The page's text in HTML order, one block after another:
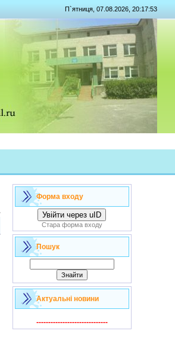
П`ятниця, 07.08.2026, 20:17:53
Форма входу
Увійти через uID
Стара форма входу
Пошук
Актуальні новини
------------------------------